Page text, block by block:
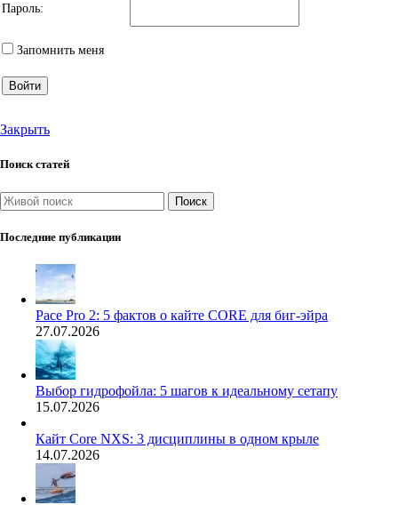
Пароль:
Запомнить меня
Войти
Закрыть
Поиск статей
Поиск
Последние публикации
Pace Pro 2: 5 фактов о кайте CORE для биг-эйра
27.07.2026
Выбор гидрофойла: 5 шагов к идеальному сетапу
15.07.2026
Кайт Core NXS: 3 дисциплины в одном крыле
14.07.2026